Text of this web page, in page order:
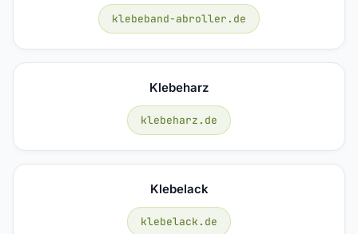
klebeband-abroller.de
Klebeharz
klebeharz.de
Klebelack
klebelack.de